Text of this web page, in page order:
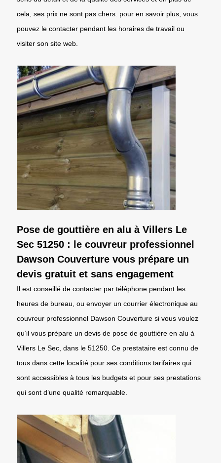
cela, ses prix ne sont pas chers. pour en savoir plus, vous
pouvez le contacter pendant les horaires de travail ou
visiter son site web.
Pose de gouttière en alu à Villers Le
Sec 51250 : le couvreur professionnel
Dawson Couverture vous prépare un
devis gratuit et sans engagement
Il est conseillé de contacter par téléphone pendant les
heures de bureau, ou envoyer un courrier électronique au
couvreur professionnel Dawson Couverture si vous voulez
qu’il vous prépare un devis de pose de gouttière en alu à
Villers Le Sec, dans le 51250. Ce prestataire est connu de
tous dans cette localité pour ses conditions tarifaires qui
sont accessibles à tous les budgets et pour ses prestations
qui sont d’une qualité remarquable.